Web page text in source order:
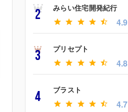
2 みらい住宅開発紀行
4.9
3 プリセプト
4.8
4 ブラスト
4.7